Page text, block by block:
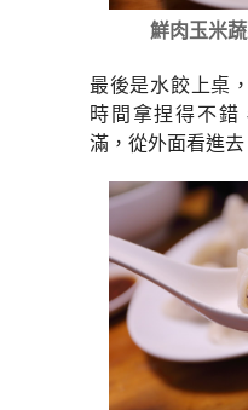
鮮肉玉米
最後是水餃上桌
時間拿捏得不錯
滿，從外面看進